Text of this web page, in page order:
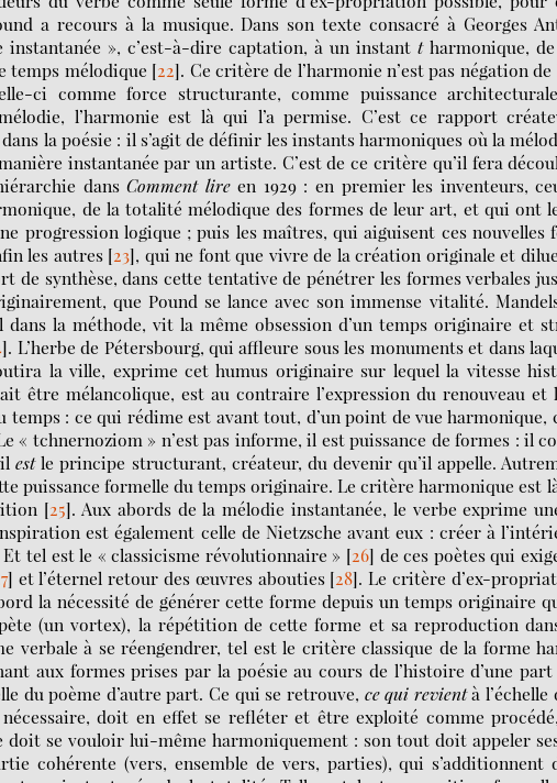
a recours à la musique. Dans son texte consacré à Georges
instantanée », c’est-à-dire captation, à un instant t harmonique,
temps mélodique [22]. Ce critère de l’harmonie n’est pas négation
ci comme force structurante, comme puissance
l’harmonie est là qui l’a permise. C’est ce rapport
la poésie : il s’agit de définir les instants harmoniques où la
instantanée par un artiste. C’est de ce critère qu’il fera
dansComment lireen 1929 : en premier les inventeurs,
de la totalité mélodique des formes de leur art, et qui ont
progression logique ; puis les maîtres, qui aiguisent ces nouvelles
les autres[23], qui ne font que vivre de la création originale et
de synthèse, dans cette tentative de pénétrer les formes verbales
que Pound se lance avec son immense vitalité.
la méthode, vit la même obsession d’un temps originaire et
]. L’herbe de Pétersbourg, qui affleure sous les monuments et dans
la ville, exprime cet humus originaire sur lequel la vitesse
être mélancolique, est au contraire l’expression du renouveau
temps : ce qui rédime est avant tout, d’un point de vue
« tchnernoziom » n’est pas informe, il est puissance de formes : il
ilestle principe structurant, créateur, du devenir qu’il appelle.
puissance formelle du temps originaire. Le critère harmonique est
[25]. Aux abords de la mélodie instantanée, le verbe exprime
est également celle de Nietzsche avant eux : créer à
tel est le « classicisme révolutionnaire » [26] de ces poètes qui
] et l’éternel retour des œuvres abouties[28]. Le critère d’ex-
la nécessité de générer cette forme depuis un temps originaire
(un vortex), la répétition de cette forme et sa reproduction
verbale à se réengendrer, tel est le critère classique de la forme
aux formes prises par la poésie au cours de l’histoire d’une
du poème d’autre part. Ce qui se retrouve, ce qui revientà l’échelle
doit en effet se refléter et être exploité comme
doit se vouloir lui-même harmoniquement : son tout doit appeler
cohérente (vers, ensemble de vers, parties), qui s’additionnent